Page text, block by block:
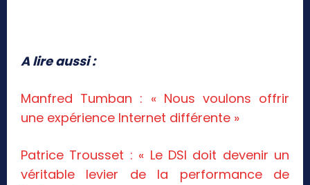
A lire aussi :
Manfred Tumban : « Nous voulons offrir
une expérience Internet différente »
Patrice Trousset : « Le DSI doit devenir un
véritable levier de la performance de